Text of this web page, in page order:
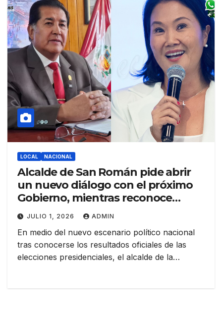
LOCAL NACIONAL
Alcalde de San Román pide abrir
un nuevo diálogo con el próximo
Gobierno, mientras reconoce
deudas pendientes de su propia
gestión
JULIO 1, 2026 ADMIN
En medio del nuevo escenario político nacional
tras conocerse los resultados oficiales de las
elecciones presidenciales, el alcalde de la…